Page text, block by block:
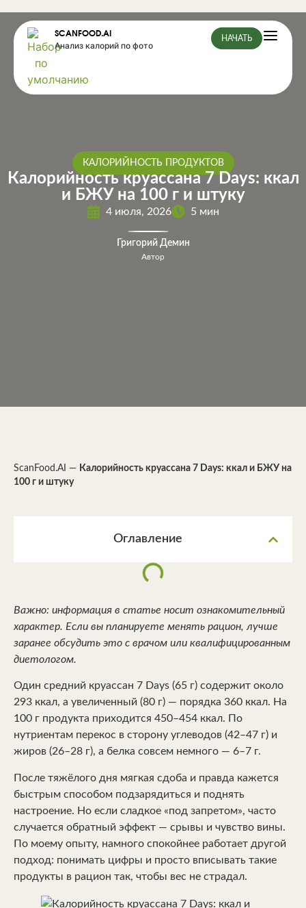
SCANFOOD.AI
Анализ калорий по фото
НАЧАТЬ
КАЛОРИЙНОСТЬ ПРОДУКТОВ
Калорийность круассана 7 Days: ккал
и БЖУ на 100 г и штуку
4 июля, 2026 5 мин
Григорий Демин
Автор
ScanFood.AI — Калорийность круассана 7 Days: ккал и БЖУ на
100 г и штуку
Оглавление
Важно: информация в статье носит ознакомительный
характер. Если вы планируете менять рацион, лучше
заранее обсудить это с врачом или квалифицированным
диетологом.
Один средний круассан 7 Days (65 г) содержит около
293 ккал, а увеличенный (80 г) — порядка 360 ккал. На
100 г продукта приходится 450–454 ккал. По
нутриентам перекос в сторону углеводов (42–47 г) и
жиров (26–28 г), а белка совсем немного — 6–7 г.
После тяжёлого дня мягкая сдоба и правда кажется
быстрым способом подзарядиться и поднять
настроение. Но если сладкое «под запретом», часто
случается обратный эффект — срывы и чувство вины.
По моему опыту, намного спокойнее работает другой
подход: понимать цифры и просто вписывать такие
продукты в рацион так, чтобы вес не страдал.